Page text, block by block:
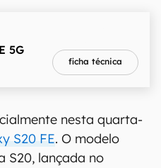
5G
ficha técnica
nesta quarta-
S20 FE. O modelo
S20, lançada no